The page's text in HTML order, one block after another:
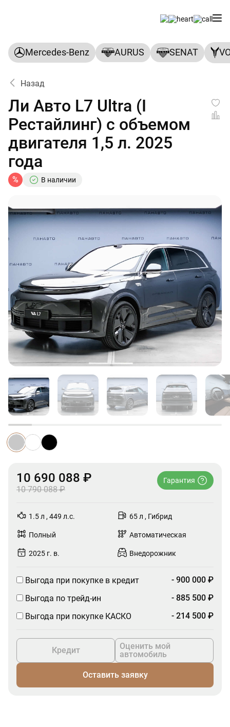
Mercedes-Benz AURUS SENAT
Назад
Ли Авто L7 Ultra (I
Рестайлинг) с объемом
двигателя 1,5 л. 2025
года
% В наличии
10 690 088 ₽
10 790 088 ₽
Гарантия
1.5 л , 449 л.с. 65 л , Гибрид
Полный Автоматическая
2025 г. в. Внедорожник
Выгода при покупке в кредит
- 900 000 ₽
Выгода по трейд-ин
- 885 500 ₽
Выгода при покупке КАСКО
- 214 500 ₽
Кредит
Оценить мой
автомобиль
Оставить заявку